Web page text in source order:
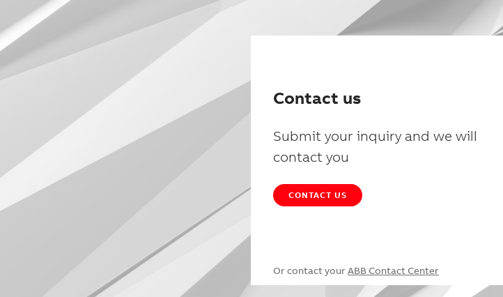
Contact us
Submit your inquiry and we will
contact you
CONTACT US
Or contact your ABB Contact Center